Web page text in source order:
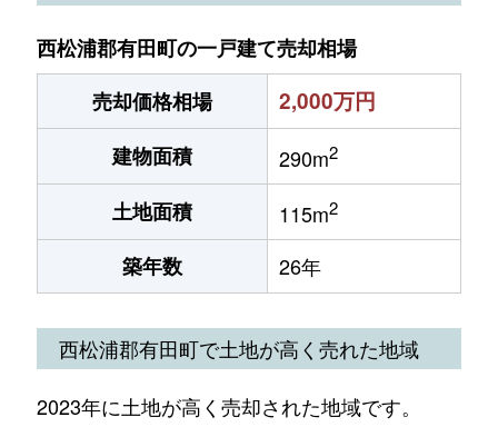
西松浦郡有田町の一戸建て売却相場
売却価格相場
2,000万円
建物面積 290m2
土地面積 115m2
築年数 26年
西松浦郡有田町で土地が高く売れた地域
2023年に土地が高く売却された地域です。